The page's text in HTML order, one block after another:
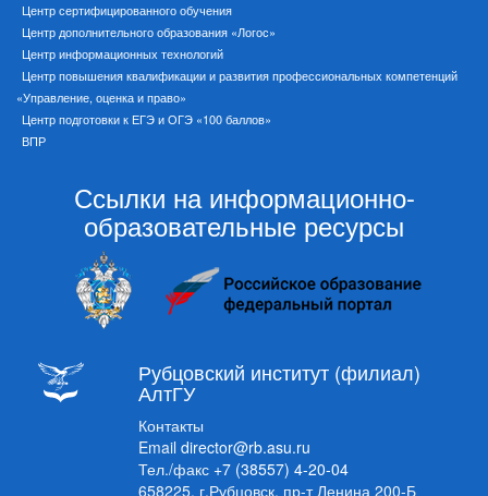
Центр сертифицированного обучения
Центр дополнительного образования «Логос»
Центр информационных технологий
Центр повышения квалификации и развития профессиональных компетенций
«Управление, оценка и право»
Центр подготовки к ЕГЭ и ОГЭ «100 баллов»
ВПР
Ссылки на информационно-
образовательные ресурсы
Рубцовский институт (филиал)
АлтГУ
Контакты
Email director@rb.asu.ru
Тел./факс +7 (38557) 4-20-04
658225, г.Рубцовск, пр-т Ленина 200-Б